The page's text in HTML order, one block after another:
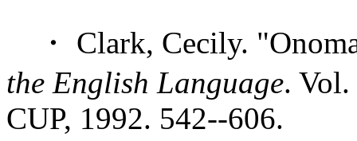
・ Clark, Cecily.
the English Language.
CUP, 1992. 542--606.